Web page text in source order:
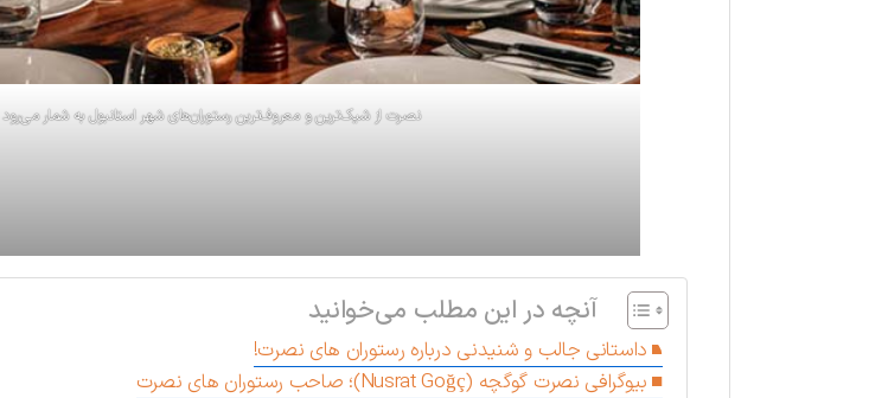
نصرت از شیک‌ترین و معروف‌ترین رستوران‌های شهر استانبول به شمار می‌رود
آنچه در این مطلب می‌خوانید
داستانی جالب و شنیدنی درباره رستوران های نصرت!
بیوگرافی نصرت گوگچه (Nusrat Goğç)؛ صاحب رستوران های نصرت